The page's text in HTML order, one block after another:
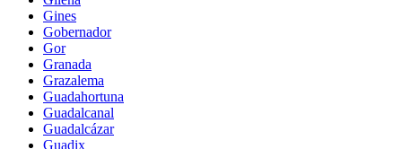
Gines
Gobernador
Gor
Granada
Grazalema
Guadahortuna
Guadalcanal
Guadalcázar
Guadix